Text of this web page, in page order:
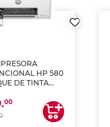
HP 580
DE TINTA
00